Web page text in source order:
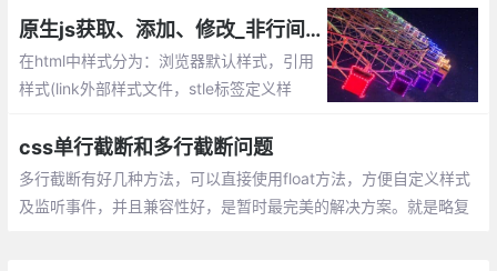
原生js获取、添加、修改_非行间css样式
在html中样式分为：浏览器默认样式，引用
样式(link外部样式文件，stle标签定义样
式)。这篇文章主要讲解使用原生js获取、添
加非行间css样式。
css单行截断和多行截断问题
多行截断有好几种方法，可以直接使用float方法，方便自定义样式
及监听事件，并且兼容性好，是暂时最完美的解决方案。就是略复